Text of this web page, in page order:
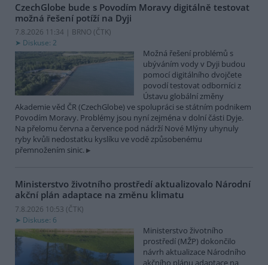
CzechGlobe bude s Povodím Moravy digitálně testovat
možná řešení potíží na Dyji
7.8.2026 11:34 | BRNO (ČTK)
Diskuse: 2
Možná řešení problémů s
ubýváním vody v Dyji budou
pomocí digitálního dvojčete
povodí testovat odborníci z
Ústavu globální změny
Akademie věd ČR (CzechGlobe) ve spolupráci se státním podnikem
Povodím Moravy. Problémy jsou nyní zejména v dolní části Dyje.
Na přelomu června a července pod nádrží Nové Mlýny uhynuly
ryby kvůli nedostatku kyslíku ve vodě způsobenému
přemnožením sinic.
Ministerstvo životního prostředí aktualizovalo Národní
akční plán adaptace na změnu klimatu
7.8.2026 10:53 (ČTK)
Diskuse: 6
Ministerstvo životního
prostředí (MŽP) dokončilo
návrh aktualizace Národního
akčního plánu adaptace na